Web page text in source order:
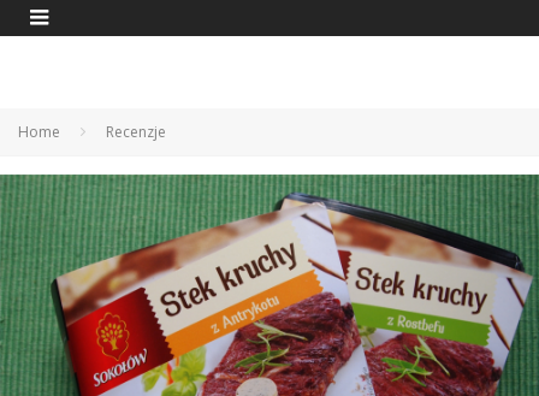
Home Recenzje